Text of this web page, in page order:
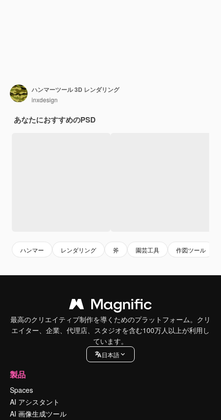
ハンマーツール 3D レンダリング
inxdesign
あなたにおすすめのPSD
ハンマー レンダリング 斧 園芸工具 作図ツール
最高のクリエイティブ制作を導くためのプラットフォーム。クリ
エイター、企業、代理店、スタジオを含む100万人以上が利用し
ています。
日本語
製品
Spaces
AI アシスタント
AI 画像生成ツール